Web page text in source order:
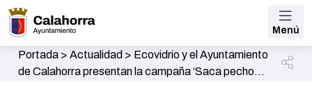
Menú
Portada> Actualidad > Ecovidrio y el Ayuntamiento
de Calahorra presentan la campaña ‘Saca pecho